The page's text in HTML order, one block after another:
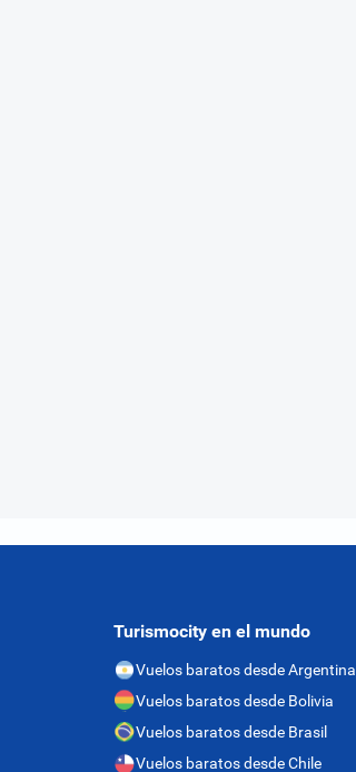
Turismocity en el mundo
Vuelos baratos desde Argentina
Vuelos baratos desde Bolivia
Vuelos baratos desde Brasil
Vuelos baratos desde Chile